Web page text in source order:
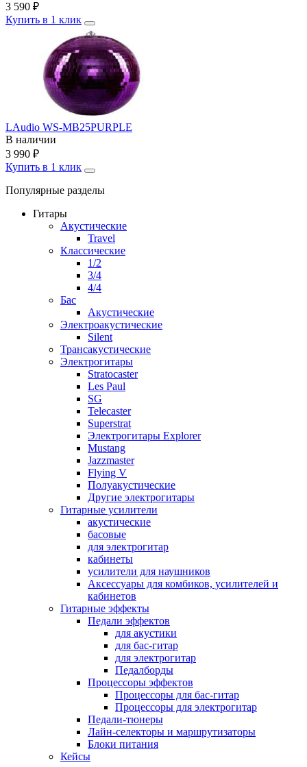
3 590 ₽
Купить в 1 клик
LAudio WS-MB25PURPLE
В наличии
3 990 ₽
Купить в 1 клик
Популярные разделы
Гитары
Акустические
Travel
Классические
1/2
3/4
4/4
Бас
Акустические
Электроакустические
Silent
Трансакустические
Электрогитары
Stratocaster
Les Paul
SG
Telecaster
Superstrat
Электрогитары Explorer
Mustang
Jazzmaster
Flying V
Полуакустические
Другие электрогитары
Гитарные усилители
акустические
басовые
для электрогитар
кабинеты
усилители для наушников
Аксессуары для комбиков, усилителей и
кабинетов
Гитарные эффекты
Педали эффектов
для акустики
для бас-гитар
для электрогитар
Педалборды
Процессоры эффектов
Процессоры для бас-гитар
Процессоры для электрогитар
Педали-тюнеры
Лайн-селекторы и маршрутизаторы
Блоки питания
Кейсы